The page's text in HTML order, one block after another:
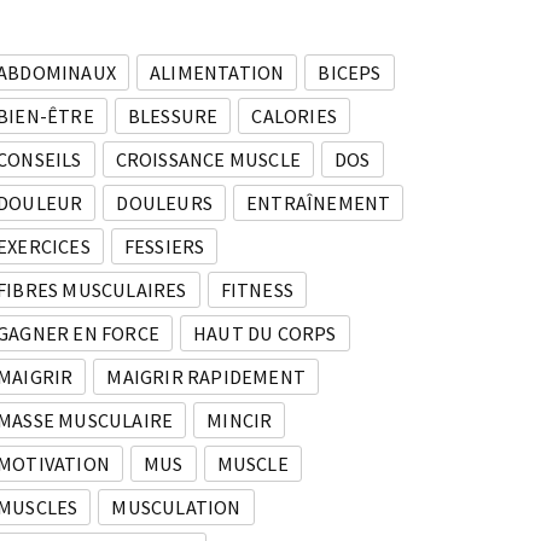
ALIMENTATION
BICEPS
ÊTRE
BLESSURE
CALORIES
CROISSANCE MUSCLE
DOS
DOULEURS
ENTRAÎNEMENT
FESSIERS
MUSCULAIRES
FITNESS
EN FORCE
HAUT DU CORPS
MAIGRIR RAPIDEMENT
MUSCULAIRE
MINCIR
MUS
MUSCLE
MUSCULATION